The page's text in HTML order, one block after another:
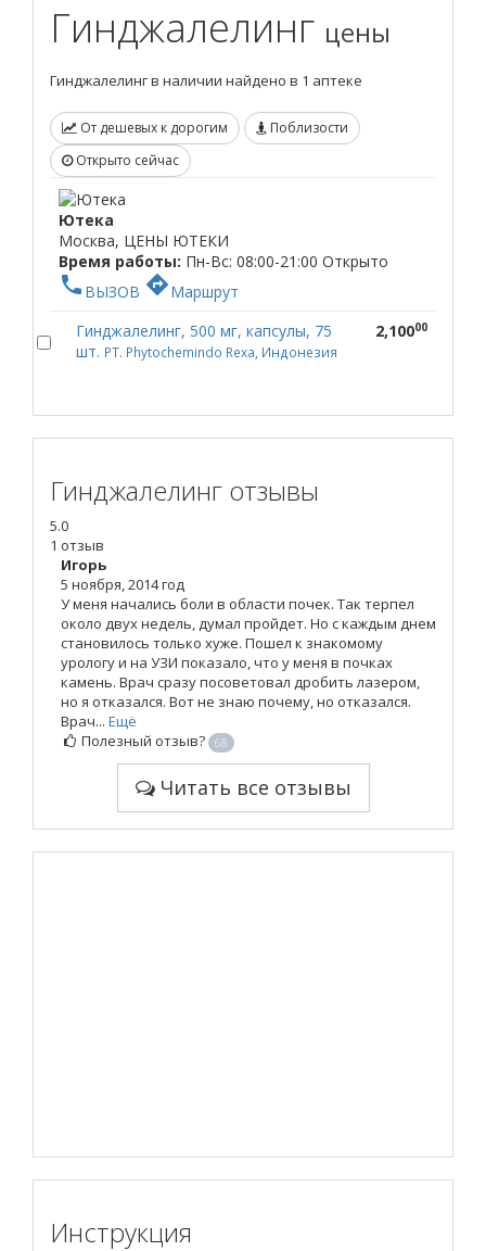
Гинджалелинг цены
Гинджалелинг в наличии найдено в 1 аптеке
От дешевых к дорогим
Поблизости
Открыто сейчас
Ютека
Москва, ЦЕНЫ ЮТЕКИ
Время работы: Пн-Вс: 08:00-21:00 Открыто
phone ВЫЗОВ directionsМаршрут
Гинджалелинг, 500 мг, капсулы, 75
шт. PT. Phytochemindo Rexa, Индонезия
2,10000
Гинджалелинг отзывы
5.0
1 отзыв
Игорь
5 ноября, 2014 год
У меня начались боли в области почек. Так терпел
около двух недель, думал пройдет. Но с каждым днем
становилось только хуже. Пошел к знакомому
урологу и на УЗИ показало, что у меня в почках
камень. Врач сразу посоветовал дробить лазером,
но я отказался. Вот не знаю почему, но отказался.
Врач... Ещё
Полезный отзыв? 68
Читать все отзывы
Инструкция